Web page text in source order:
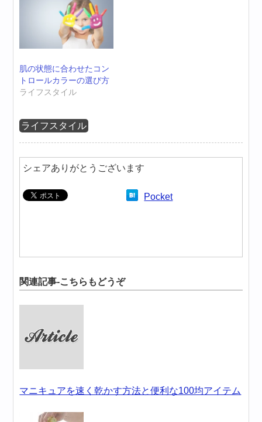
肌の状態に合わせたコン
トロールカラーの選び方
ライフスタイル
ライフスタイル
シェアありがとうございます
Pocket
関連記事-こちらもどうぞ
マニキュアを速く乾かす方法と便利な100均アイテム